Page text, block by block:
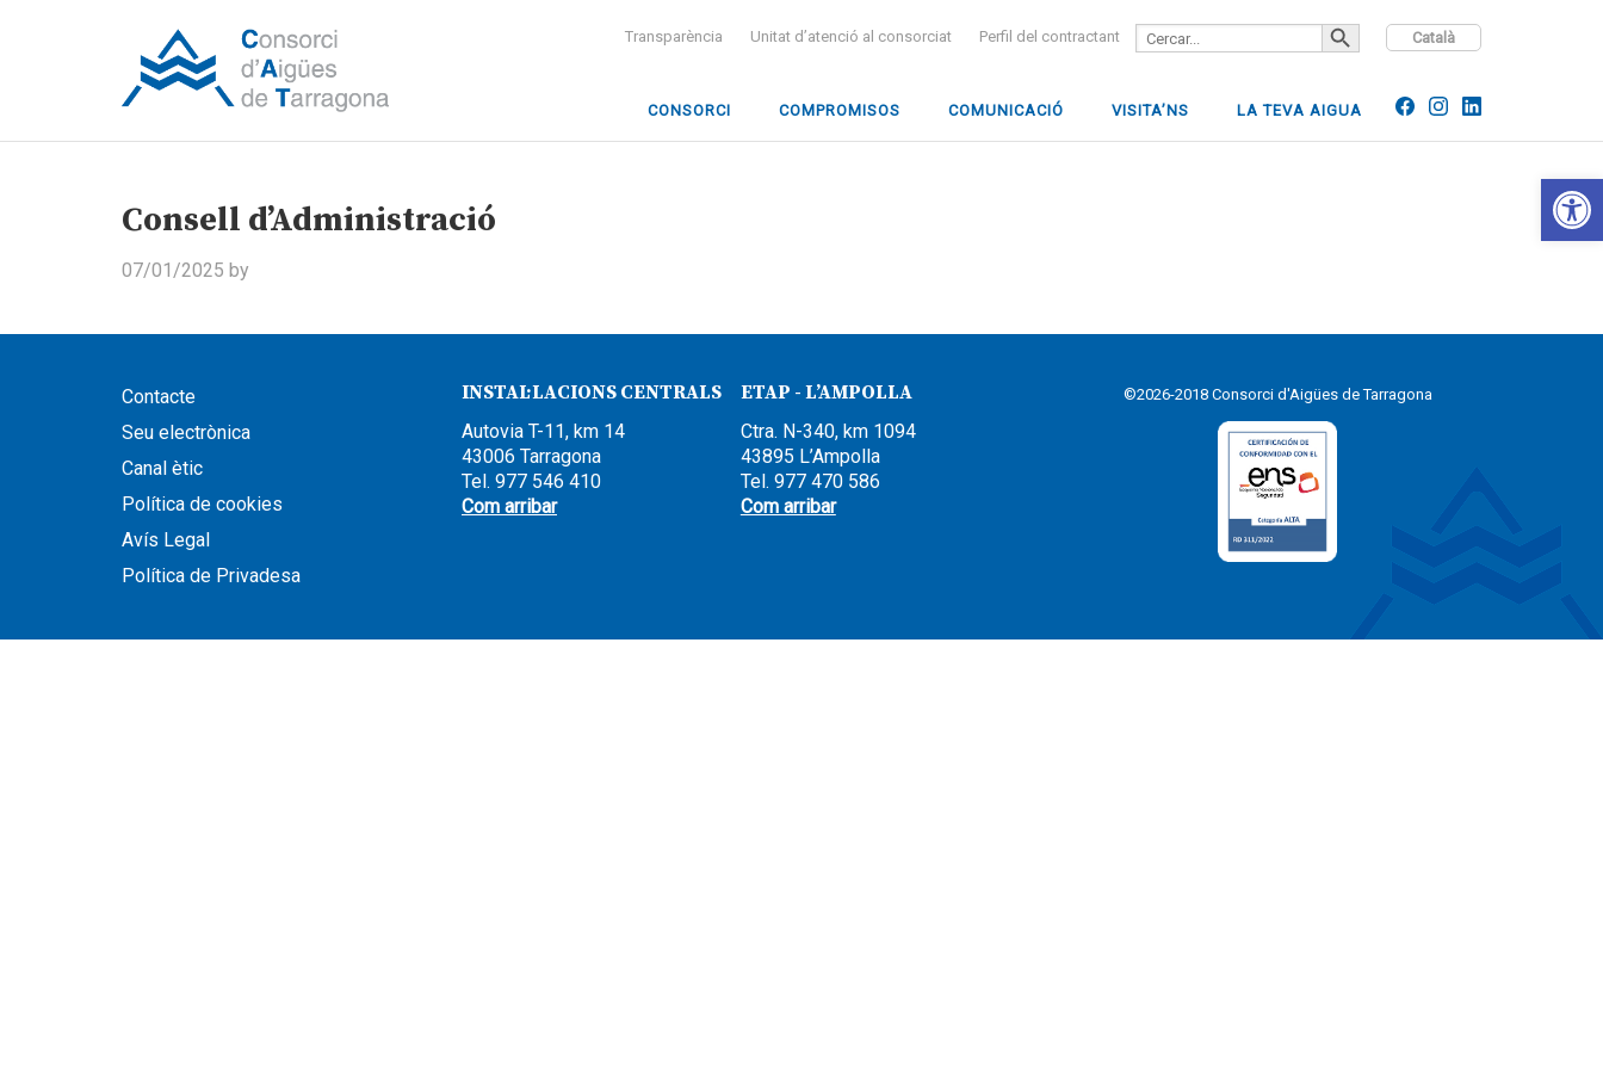
Català
Transparència Unitat d’atenció al consorciat Perfil del contractant
Search
for:
SEARCH BUTTON
CONSORCI COMPROMISOS COMUNICACIÓ VISITA’NS LA TEVA AIGUA
Consell d’Administració
07/01/2025 by
Contacte
Seu electrònica
Canal ètic
Política de cookies
Avís Legal
Política de Privadesa
INSTAL·LACIONS CENTRALS
Autovia T-11, km 14
43006 Tarragona
Tel. 977 546 410
Com arribar
ETAP - L’AMPOLLA
Ctra. N-340, km 1094
43895 L’Ampolla
Tel. 977 470 586
Com arribar
©2026-2018 Consorci d'Aigües de Tarragona